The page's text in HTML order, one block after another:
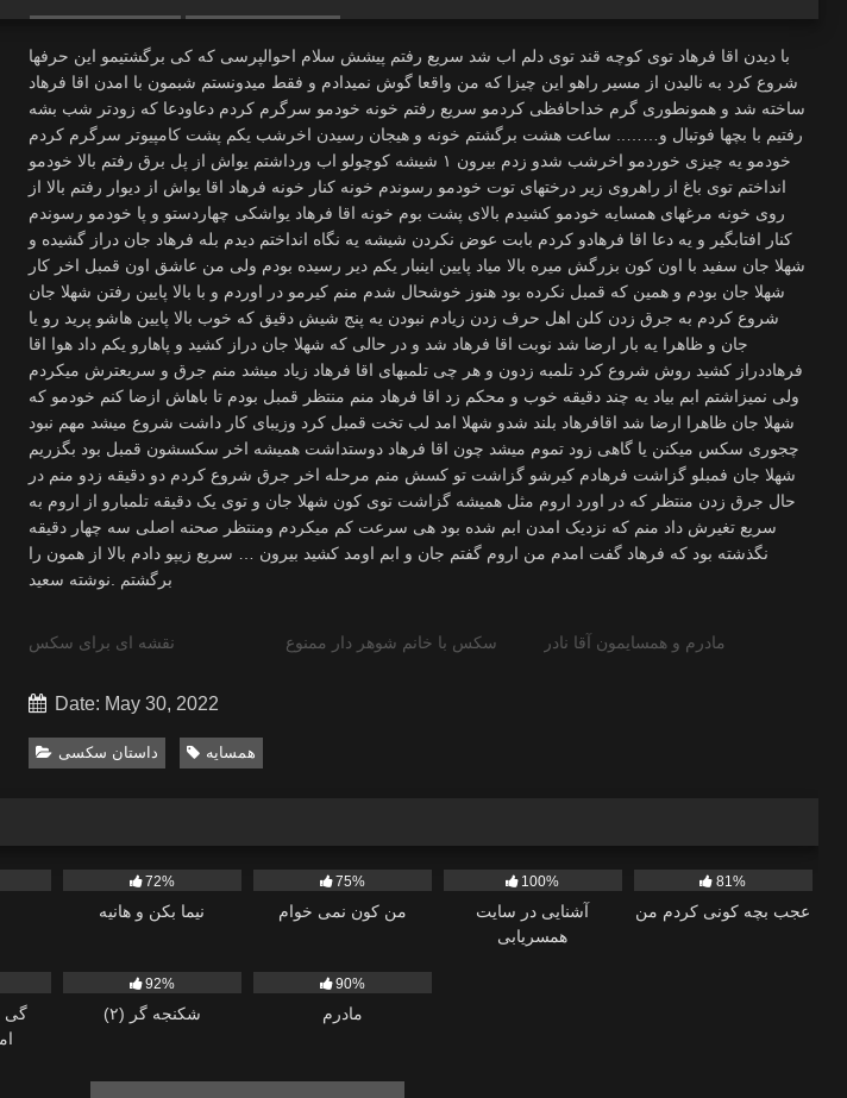
با دیدن اقا فرهاد توی کوچه قند توی دلم اب شد سریع رفتم پیشش سلام احوالپرسی که کی برگشتیمو این حرفها
شروع کرد به نالیدن از مسیر راهو این چیزا که من واقعا گوش نمیدادم و فقط میدونستم شبمون با امدن اقا فرهاد
ساخته شد و همونطوری گرم خداحافظی کردمو سریع رفتم خونه خودمو سرگرم کردم دعاودعا که زودتر شب بشه
رفتیم با بچها فوتبال و…….. ساعت هشت برگشتم خونه و هیجان رسیدن اخرشب یکم پشت کامپیوتر سرگرم کردم
خودمو یه چیزی خوردمو اخرشب شدو زدم بیرون ۱ شیشه کوچولو اب ورداشتم یواش از پل برق رفتم بالا خودمو
انداختم توی باغ از راهروی زیر درختهای توت خودمو رسوندم خونه کنار خونه فرهاد اقا یواش از دیوار رفتم بالا از
روی خونه مرغهای همسایه خودمو کشیدم بالای پشت بوم خونه اقا فرهاد یواشکی چهاردستو و پا خودمو رسوندم
کنار افتابگیر و یه دعا اقا فرهادو کردم بابت عوض نکردن شیشه یه نگاه انداختم دیدم بله فرهاد جان دراز گشیده و
شهلا جان سفید با اون کون بزرگش میره بالا میاد پایین اینبار یکم دیر رسیده بودم ولی من عاشق اون قمبل اخر کار
شهلا جان بودم و همین که قمبل نکرده بود هنوز خوشحال شدم منم کیرمو در اوردم و با بالا پایین رفتن شهلا جان
شروع کردم به جرق زدن کلن اهل حرف زدن زیادم نبودن یه پنج شیش دقیق که خوب بالا پایین هاشو پرید رو یا
جان و ظاهرا یه بار ارضا شد نوبت اقا فرهاد شد و در حالی که شهلا جان دراز کشید و پاهارو یکم داد هوا اقا
فرهاددراز کشید روش شروع کرد تلمبه زدون و هر چی تلمبهای اقا فرهاد زیاد میشد منم جرق و سریعترش میکردم
ولی نمیزاشتم ابم بیاد یه چند دقیقه خوب و محکم زد اقا فرهاد منم منتظر قمبل بودم تا باهاش ازضا کنم خودمو که
شهلا جان ظاهرا ارضا شد اقافرهاد بلند شدو شهلا امد لب تخت قمبل کرد وزیبای کار داشت شروع میشد مهم نبود
چجوری سکس میکنن یا گاهی زود تموم میشد چون اقا فرهاد دوستداشت همیشه اخر سکسشون قمبل بود بگزریم
شهلا جان فمبلو گزاشت فرهادم کیرشو گزاشت تو کسش منم مرحله اخر جرق شروع کردم دو دقیقه زدو منم در
حال جرق زدن منتظر که در اورد اروم مثل همیشه گزاشت توی کون شهلا جان و توی یک دقیقه تلمبارو از اروم به
سریع تغیرش داد منم که نزدیک امدن ابم شده بود هی سرعت کم میکردم ومنتظر صحنه اصلی سه چهار دقیقه
نگذشته بود که فرهاد گفت امدم من اروم گفتم جان و ابم اومد کشید بیرون … سریع زیپو دادم بالا از همون را
برگشتم .نوشته سعید
نقشه ای برای سکس سکس با خانم شوهر دار ممنوع مادرم و همسايمون آقا نادر
Date: May 30, 2022
داستان سکسی همسایه
72%
نیما بکن و هانیه
75%
من کون نمی خوام
100%
آشنایی در سایت
همسریابی
81%
عجب بچه کونی کردم من
گی
92%
شکنجه گر (۲)
90%
مادرم